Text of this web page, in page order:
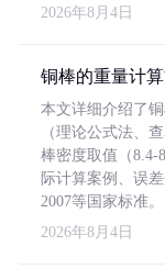
2026年8月4日
铜棒的重量计
本文详细介绍了
（理论公式法、
棒密度取值（8.4-
际计算案例、误
2007等国家标准。
2026年8月4日